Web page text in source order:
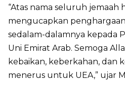
“Atas nama seluruh jemaah
mengucapkan
sedalam-dalamnya kepada
Uni Emirat Arab. Semoga
kebaikan, keberkahan, dan
menerus untuk UEA,” ujar